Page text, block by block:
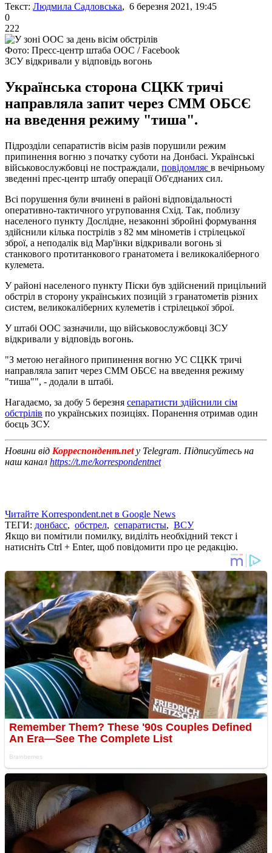
Текст: Людмила Садловська, 6 березня 2021, 19:45
0
222
Фото: Пресс-центр штаба ООС / Facebook
ЗСУ відкривали у відповідь вогонь
Українська сторона СЦКК тричі
направляла запит через СММ ОБСЄ
на введення режиму "тиша".
Підрозділи сепаратистів вісім разів порушили режим
припинення вогню з початку суботи на Донбасі. Українські
військовослужбовці не постраждали, повідомляє в вечірньому
зведенні прес-центр штабу операції Об'єднаних сил.
Всі порушення були вчинені в районі відповідальності
оперативно-тактичного угруповання Схід. Так, поблизу
населеного пункту Дослідне, незаконні збройні формування
здійснили кілька пострілів з 82 мм мінометів і стрілецької
зброї, а неподалік від Мар'їнки відкривали вогонь зі
станкового протитанкового гранатомета і великокаліберного
кулемета.
У районі населеного пункту Піски був здійснений прицільний
обстріл в сторону українських позицій з гранатометів різних
систем, великокаліберних кулеметів і стрілецької зброї.
У штабі ООС зазначили, що військовослужбовці ЗСУ
відкривали у відповідь вогонь.
"З метою негайного припинення вогню УС СЦКК тричі
направляла запит через СММ ОБСЄ на введення режиму
"тиша"", - додали в штабі.
Нагадаємо, за добу 5 березня сепаратисти здійснили сім
обстрілів по українських позиціях. Поранення отримав один
боєць ЗСУ.
Новини від Корреспондент.netу Telegram. Підписуйтесь на
наш канал https://t.me/korrespondentnet
Читайте Korrespondent.net в Google News
ТЕГИ: донбасс, обстрел, сепаратисты, ВСУ
Якщо ви помітили помилку, виділіть необхідний текст і
натисніть Ctrl + Enter, щоб повідомити про це редакцію.